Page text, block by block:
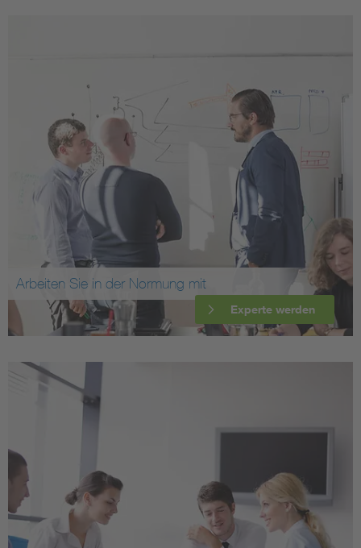
Arbeiten Sie in der Normung mit
Experte werden